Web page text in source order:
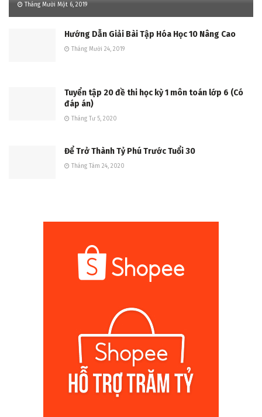
Tháng Mười Một 6, 2019
Hướng Dẫn Giải Bài Tập Hóa Học 10 Nâng Cao
Tháng Mười 24, 2019
Tuyển tập 20 đề thi học kỳ 1 môn toán lớp 6 (Có
đáp án)
Tháng Tư 5, 2020
Để Trở Thành Tỷ Phú Trước Tuổi 30
Tháng Tám 24, 2020